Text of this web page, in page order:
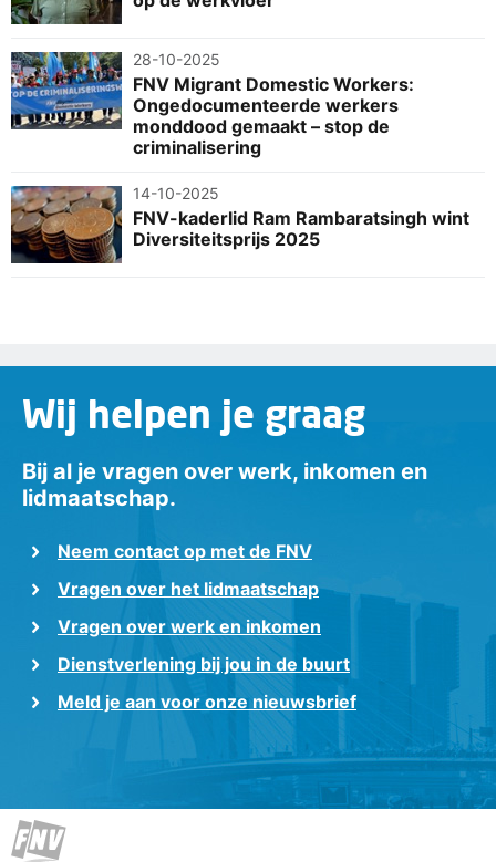
28-10-2025
FNV Migrant Domestic Workers:
Ongedocumenteerde werkers
monddood gemaakt – stop de
criminalisering
14-10-2025
FNV-kaderlid Ram Rambaratsingh wint
Diversiteitsprijs 2025
Wij helpen je graag
Bij al je vragen over werk, inkomen en
lidmaatschap.
Neem contact op met de FNV
Vragen over het lidmaatschap
Vragen over werk en inkomen
Dienstverlening bij jou in de buurt
Meld je aan voor onze nieuwsbrief